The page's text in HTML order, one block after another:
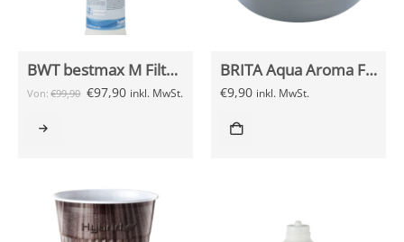
BWT bestmax M Filterkerze
Von: €99,90 €97,90 inkl. MwSt.
BRITA Aqua Aroma Filterkartusche
€9,90 inkl. MwSt.